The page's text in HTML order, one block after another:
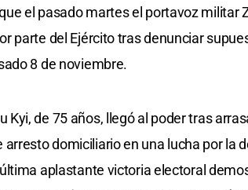
el pasado martes el portavoz militar
parte del Ejército tras denunciar
8 de noviembre.
Kyi, de 75 años, llegó al poder tras
arresto domiciliario en una lucha por la
aplastante victoria electoral